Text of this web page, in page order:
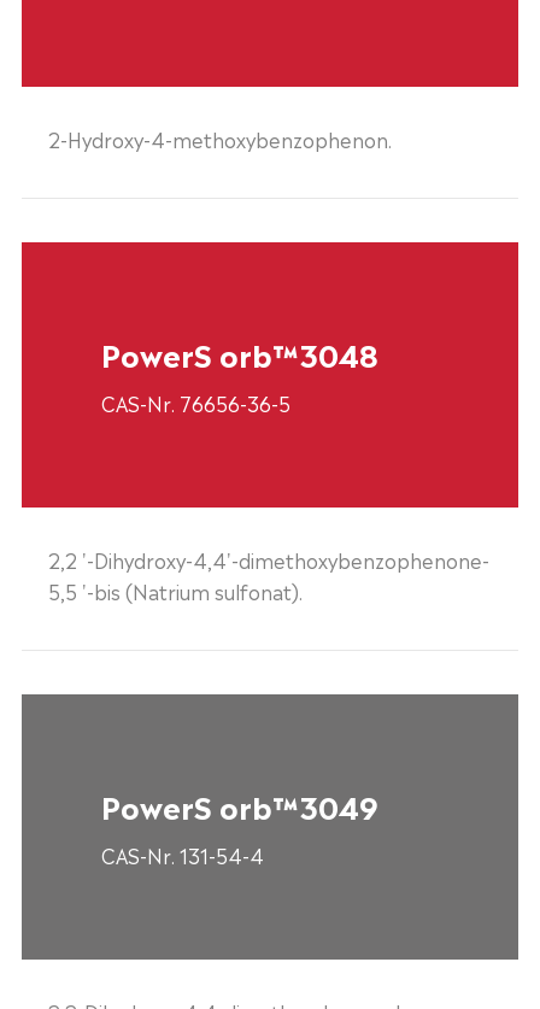
2-Hydroxy-4-methoxybenzophenon.
PowerS orb™3048
CAS-Nr. 76656-36-5
2,2 '-Dihydroxy-4,4'-dimethoxybenzophenone-
5,5 '-bis (Natrium sulfonat).
PowerS orb™3049
CAS-Nr. 131-54-4